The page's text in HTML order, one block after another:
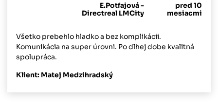
E.Potfajová -
Directreal LMCity
pred 10
mesiacmi
Všetko prebehlo hladko a bez komplikácii.
Komunikácia na super úrovni. Po dlhej dobe kvalitná
spolupráca.
Klient: Matej Medzihradský